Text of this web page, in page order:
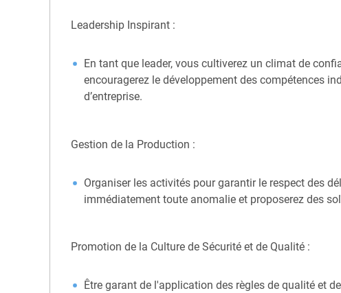
Leadership Inspirant :
En tant que leader, vous cultiverez un climat de
encouragerez le développement des compétences
d’entreprise.
Gestion de la Production :
Organiser les activités pour garantir le respect des
immédiatement toute anomalie et proposerez des
Promotion de la Culture de Sécurité et de Qualité :
Être garant de l'application des règles de qualité et